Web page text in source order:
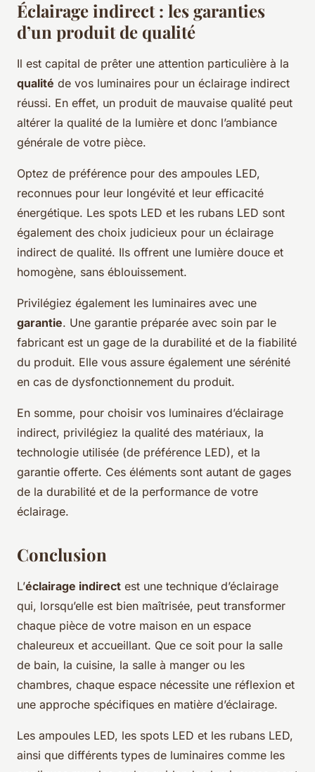
Éclairage indirect : les garanties
d’un produit de qualité
Il est capital de prêter une attention particulière à la
qualité de vos luminaires pour un éclairage indirect
réussi. En effet, un produit de mauvaise qualité peut
altérer la qualité de la lumière et donc l’ambiance
générale de votre pièce.
Optez de préférence pour des ampoules LED,
reconnues pour leur longévité et leur efficacité
énergétique. Les spots LED et les rubans LED sont
également des choix judicieux pour un éclairage
indirect de qualité. Ils offrent une lumière douce et
homogène, sans éblouissement.
Privilégiez également les luminaires avec une
garantie. Une garantie préparée avec soin par le
fabricant est un gage de la durabilité et de la fiabilité
du produit. Elle vous assure également une sérénité
en cas de dysfonctionnement du produit.
En somme, pour choisir vos luminaires d’éclairage
indirect, privilégiez la qualité des matériaux, la
technologie utilisée (de préférence LED), et la
garantie offerte. Ces éléments sont autant de gages
de la durabilité et de la performance de votre
éclairage.
Conclusion
L’éclairage indirect est une technique d’éclairage
qui, lorsqu’elle est bien maîtrisée, peut transformer
chaque pièce de votre maison en un espace
chaleureux et accueillant. Que ce soit pour la salle
de bain, la cuisine, la salle à manger ou les
chambres, chaque espace nécessite une réflexion et
une approche spécifiques en matière d’éclairage.
Les ampoules LED, les spots LED et les rubans LED,
ainsi que différents types de luminaires comme les